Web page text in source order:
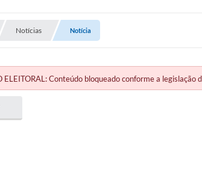
Notícias Notícia
ELEITORAL: Conteúdo bloqueado conforme a legislação